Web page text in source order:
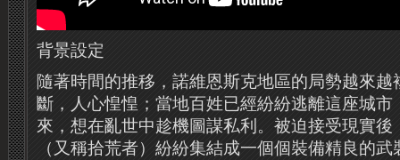
背景設定
隨著時間的推移，諾維恩斯克地區的局勢越來
斷，人心惶惶；當地百姓已經紛紛逃離這座城
來，想在亂世中趁機圖謀私利。被迫接受現實
（又稱拾荒者）紛紛集結成一個個裝備精良的